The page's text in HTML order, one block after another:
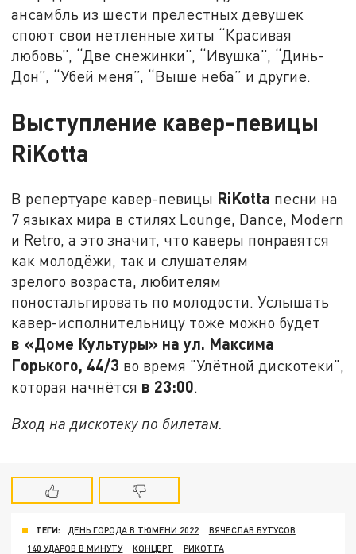
ансамбль из шести прелестных девушек
споют свои нетленные хиты “Красивая
любовь”, “Две снежинки”, “Ивушка”, “Динь-
Дон”, “Убей меня”, “Выше неба” и другие.
Выступление кавер-певицы
RiKotta
В репертуаре кавер-певицы RiKotta песни на
7 языках мира в стилях Lounge, Dance, Modern
и Retro, а это значит, что каверы понравятся
как молодёжи, так и слушателям
зрелого возраста, любителям
поностальгировать по молодости. Услышать
кавер-исполнительницу тоже можно будет
в «Доме Культуры» на ул. Максима
Горького, 44/3 во время "Улётной дискотеки",
которая начнётся в 23:00.
Вход на дискотеку по билетам.
ТЕГИ: ДЕНЬ ГОРОДА В ТЮМЕНИ 2022
ВЯЧЕСЛАВ БУТУСОВ
140 УДАРОВ В МИНУТУ
КОНЦЕРТ РИКОТТА